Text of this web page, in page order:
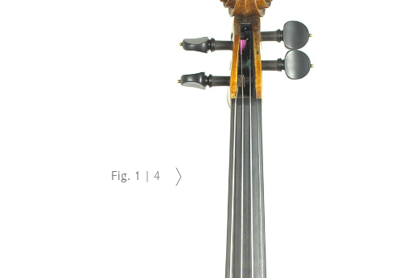
Fig. 1 | 4